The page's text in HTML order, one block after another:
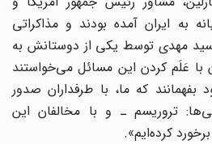
به ایران آمده بودند و مذاکراتی
مهدی توسط یکی از دوستانش به
با عَلَم کردن این مسائل می‌خواستند
که ما، با طرفداران صدور
تروریسم‌ ـ و با مخالفان این
کرده‌ایم».